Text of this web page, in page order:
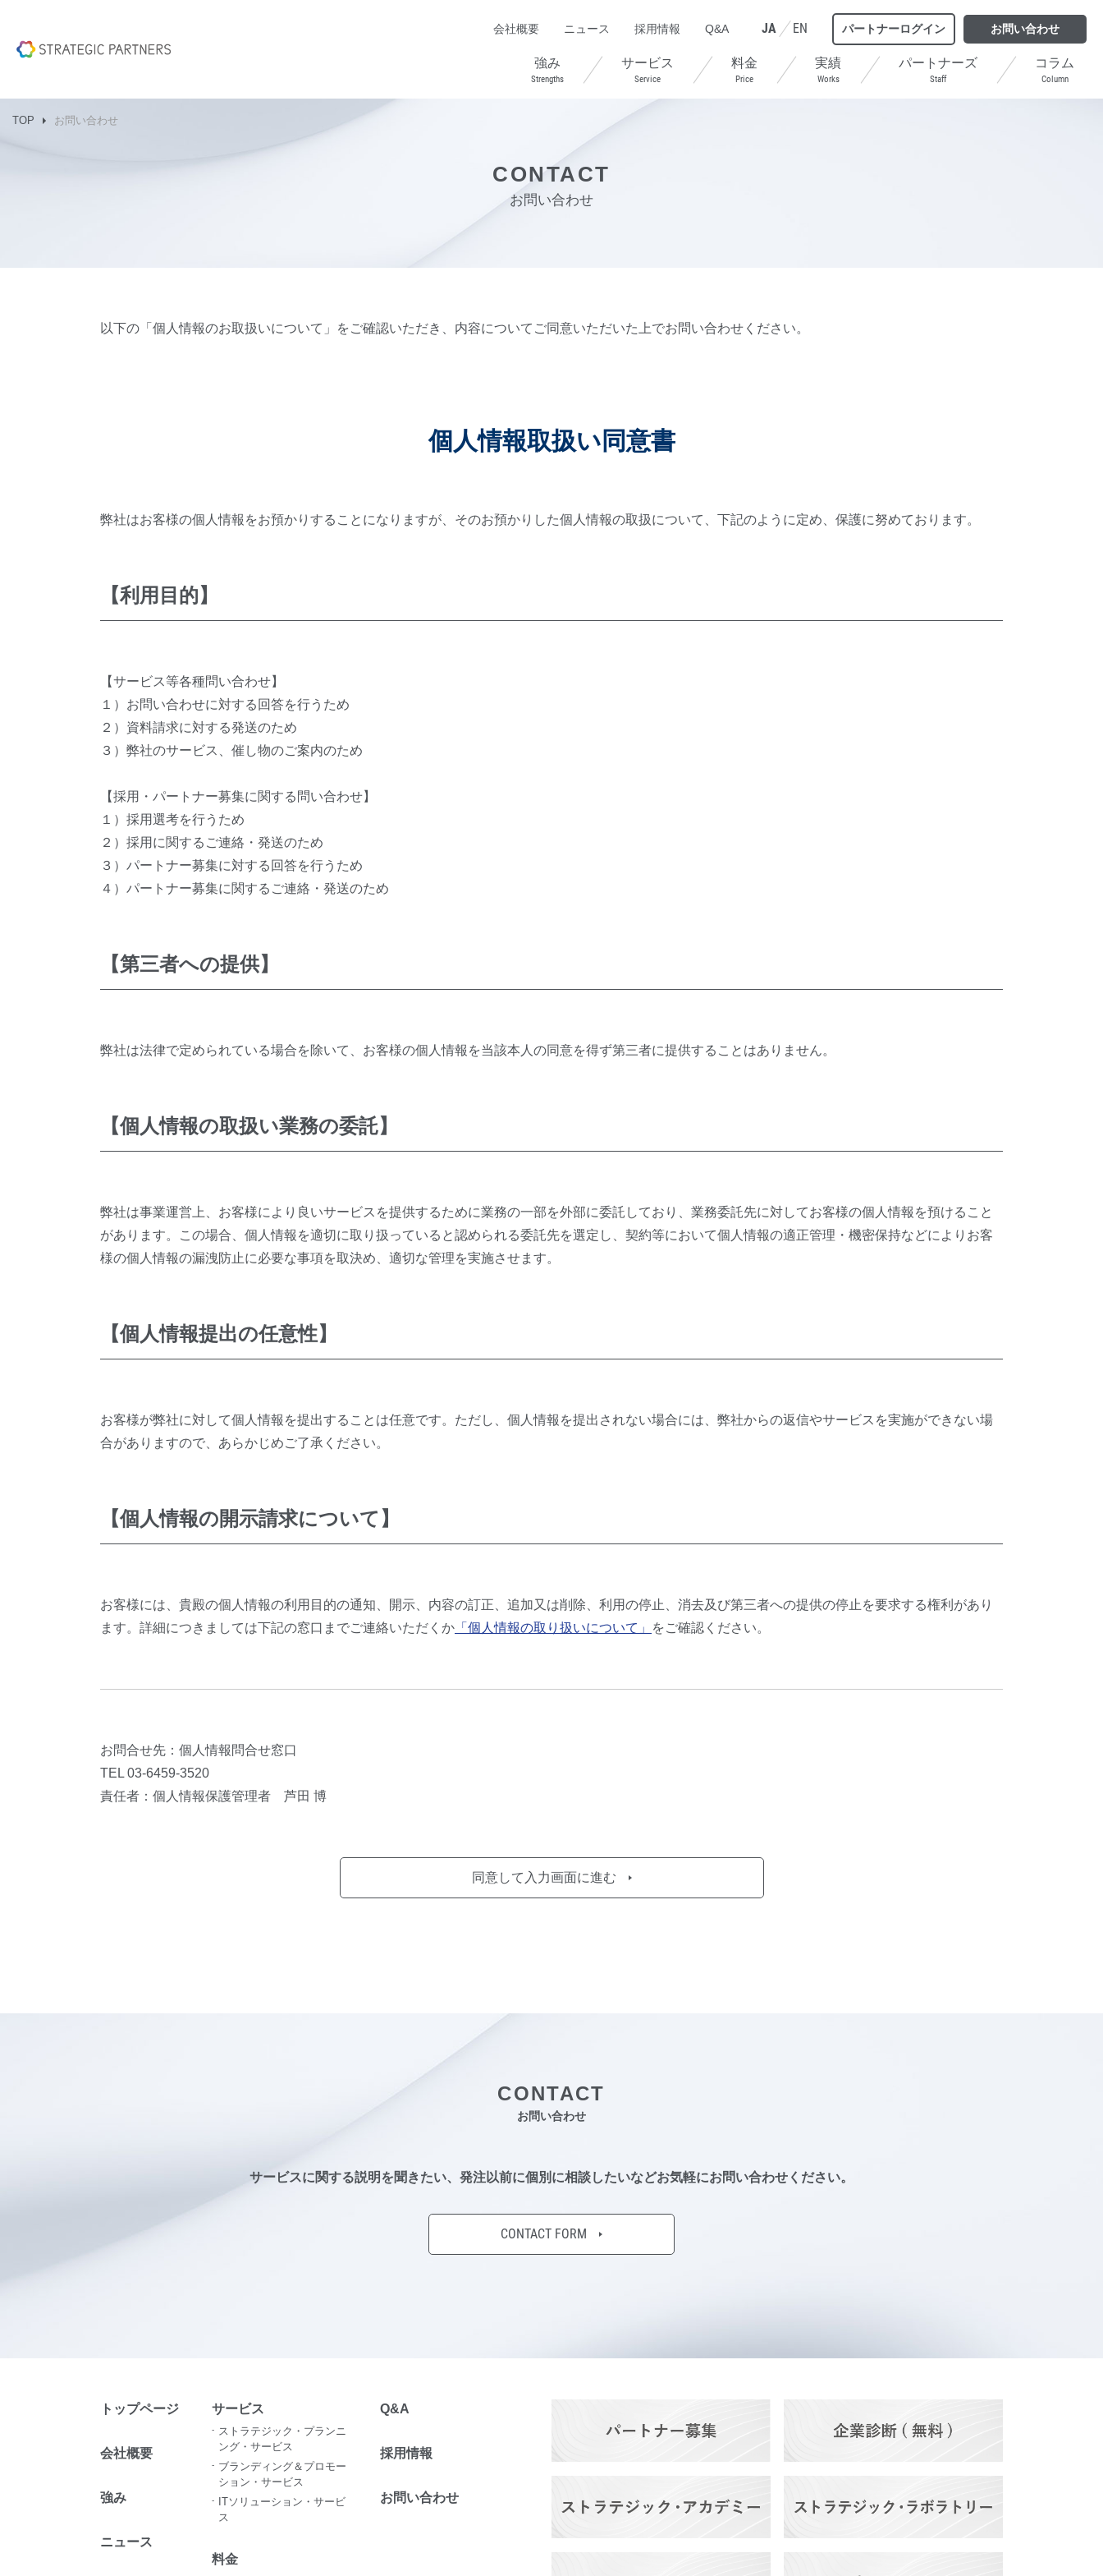
強み
Strengths
サービス
Service
料金
Price
実績
Works
パートナーズ
Staff
コラム
Column
会社概要 ニュース 採用情報 Q&A JA EN パートナーログイン お問い合わせ
TOP お問い合わせ
CONTACT
お問い合わせ
以下の「個人情報のお取扱いについて」をご確認いただき、内容についてご同意いただいた上でお問い合わせください。
個人情報取扱い同意書
弊社はお客様の個人情報をお預かりすることになりますが、そのお預かりした個人情報の取扱について、下記のように定め、保護に努めております。
【利用目的】
【サービス等各種問い合わせ】
１）お問い合わせに対する回答を行うため
２）資料請求に対する発送のため
３）弊社のサービス、催し物のご案内のため
【採用・パートナー募集に関する問い合わせ】
１）採用選考を行うため
２）採用に関するご連絡・発送のため
３）パートナー募集に対する回答を行うため
４）パートナー募集に関するご連絡・発送のため
【第三者への提供】
弊社は法律で定められている場合を除いて、お客様の個人情報を当該本人の同意を得ず第三者に提供することはありません。
【個人情報の取扱い業務の委託】
弊社は事業運営上、お客様により良いサービスを提供するために業務の一部を外部に委託しており、業務委託先に対してお客様の個人情報を預けること
があります。この場合、個人情報を適切に取り扱っていると認められる委託先を選定し、契約等において個人情報の適正管理・機密保持などによりお客
様の個人情報の漏洩防止に必要な事項を取決め、適切な管理を実施させます。
【個人情報提出の任意性】
お客様が弊社に対して個人情報を提出することは任意です。ただし、個人情報を提出されない場合には、弊社からの返信やサービスを実施ができない場
合がありますので、あらかじめご了承ください。
【個人情報の開示請求について】
お客様には、貴殿の個人情報の利用目的の通知、開示、内容の訂正、追加又は削除、利用の停止、消去及び第三者への提供の停止を要求する権利があり
ます。詳細につきましては下記の窓口までご連絡いただくか 「個人情報の取り扱いについて」 をご確認ください。
お問合せ先：個人情報問合せ窓口
TEL 03-6459-3520
責任者：個人情報保護管理者 芦田 博
同意して入力画面に進む
CONTACT
お問い合わせ
サービスに関する説明を聞きたい、発注以前に個別に相談したいなどお気軽にお問い合わせください。
CONTACT FORM
トップページ
会社概要
強み
ニュース
サービス
ストラテジック・プランニ
ング・サービス
ブランディング＆プロモー
ション・サービス​
ITソリューション・サービ
ス
料金
Q&A
採用情報
お問い合わせ